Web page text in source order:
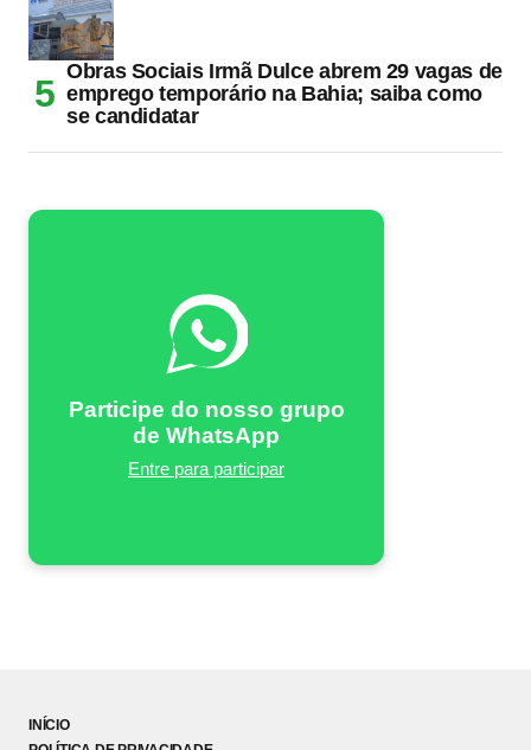
Obras Sociais Irmã Dulce abrem 29 vagas de
emprego temporário na Bahia; saiba como
se candidatar
Participe do nosso grupo
de WhatsApp
Entre para participar
INÍCIO